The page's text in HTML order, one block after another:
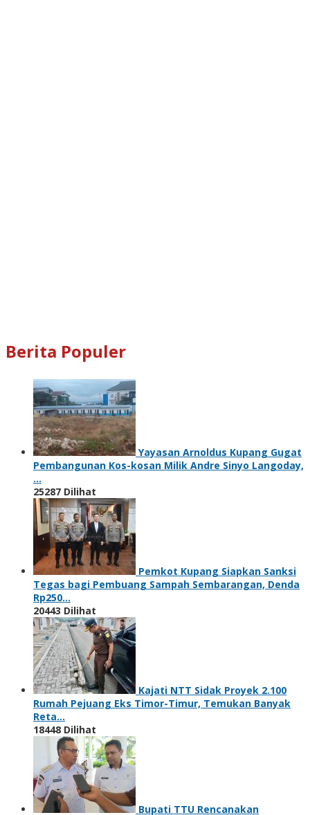
Berita Populer
Yayasan Arnoldus Kupang Gugat
Pembangunan Kos-kosan Milik Andre Sinyo Langoday,
…
25287 Dilihat
Pemkot Kupang Siapkan Sanksi
Tegas bagi Pembuang Sampah Sembarangan, Denda
Rp250…
20443 Dilihat
Kajati NTT Sidak Proyek 2.100
Rumah Pejuang Eks Timor-Timur, Temukan Banyak
Reta…
18448 Dilihat
Bupati TTU Rencanakan